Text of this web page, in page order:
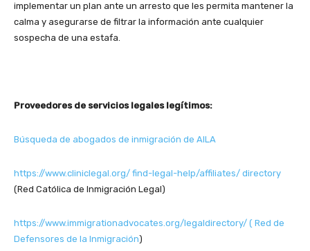
implementar un plan ante un arresto que les permita mantener la
calma y asegurarse de filtrar la información ante cualquier
sospecha de una estafa.
Proveedores de servicios legales legítimos:
Búsqueda de abogados de inmigración de AILA
https://www.cliniclegal.org/ find-legal-help/affiliates/ directory
(Red Católica de Inmigración Legal)
https://www.immigrationadvocates.org/legaldirectory/ ( Red de
Defensores de la Inmigración)